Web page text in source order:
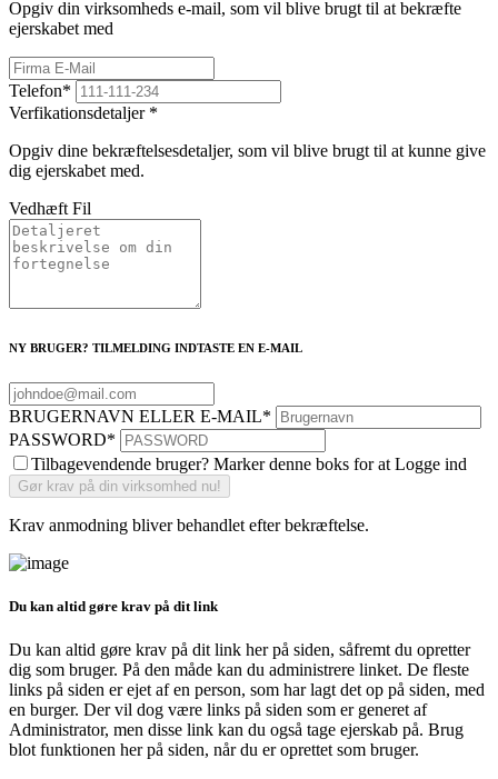
Opgiv din virksomheds e-mail, som vil blive brugt til at bekræfte
ejerskabet med
Telefon*
Verfikationsdetaljer *
Opgiv dine bekræftelsesdetaljer, som vil blive brugt til at kunne give
dig ejerskabet med.
Vedhæft Fil
NY BRUGER? TILMELDING INDTASTE EN E-MAIL
BRUGERNAVN ELLER E-MAIL*
PASSWORD*
Tilbagevendende bruger? Marker denne boks for at Logge ind
Krav anmodning bliver behandlet efter bekræftelse.
Du kan altid gøre krav på dit link
Du kan altid gøre krav på dit link her på siden, såfremt du opretter
dig som bruger. På den måde kan du administrere linket. De fleste
links på siden er ejet af en person, som har lagt det op på siden, med
en burger. Der vil dog være links på siden som er generet af
Administrator, men disse link kan du også tage ejerskab på. Brug
blot funktionen her på siden, når du er oprettet som bruger.